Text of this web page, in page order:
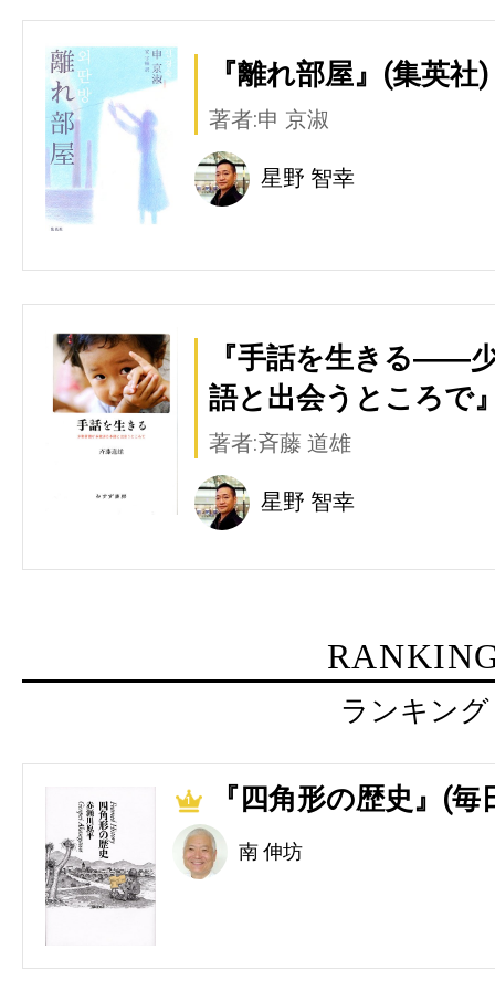
『離れ部屋』(集英社)
著者:申 京淑
星野 智幸
『手話を生きる――
語と出会うところで
著者:斉藤 道雄
星野 智幸
ランキング
1 『四角形の歴史』(毎
南 伸坊